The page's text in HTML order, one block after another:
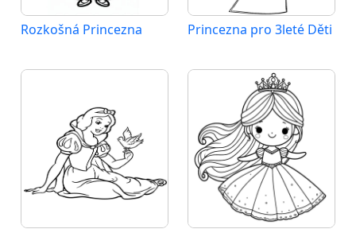
Rozkošná Princezna Princezna pro 3leté Děti